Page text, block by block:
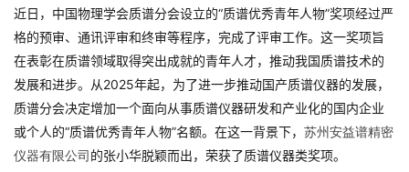
近日，中国物理学会质谱分会设立的“质谱优秀青年人物”奖项经过严
格的预审、通讯评审和终审等程序，完成了评审工作。这一奖项旨
在表彰在质谱领域取得突出成就的青年人才，推动我国质谱技术的
发展和进步。从2025年起，为了进一步推动国产质谱仪器的发展，
质谱分会决定增加一个面向从事质谱仪器研发和产业化的国内企业
或个人的“质谱优秀青年人物”名额。在这一背景下， 苏州安益谱精密
仪器有限公司 的张小华脱颖而出，荣获了质谱仪器类奖项。